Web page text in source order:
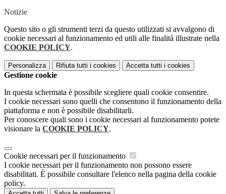
Notizie
Questo sito o gli strumenti terzi da questo utilizzati si avvalgono di
cookie necessari al funzionamento ed utili alle finalità illustrate nella
COOKIE POLICY.
Personalizza Rifiuta tutti i cookies Accetta tutti i cookies
Gestione cookie
In questa schermata è possibile scegliere quali cookie consentire.
I cookie necessari sono quelli che consentono il funzionamento della
piattaforma e non è possibile disabilitarli.
Per conoscere quali sono i cookie necessari al funzionamento potete
visionare la COOKIE POLICY.
Cookie necessari per il funzionamento
I cookie necessari per il funzionamento non possono essere
disabilitati. È possibile consultare l'elenco nella pagina della cookie
policy.